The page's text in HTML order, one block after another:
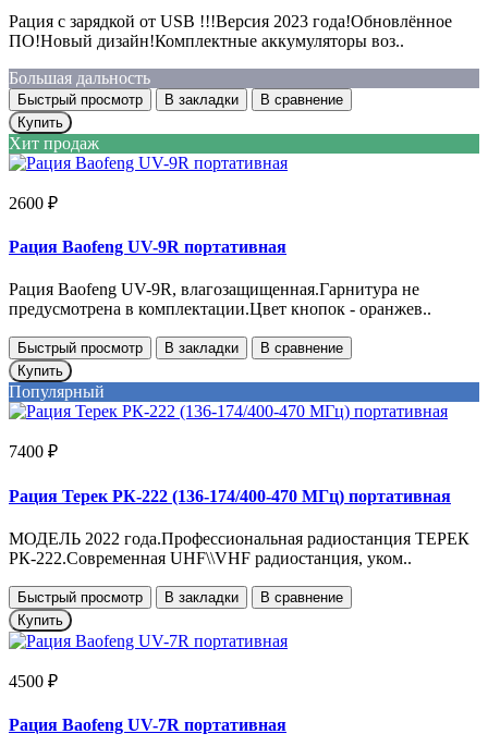
Рация с зарядкой от USB !!!Версия 2023 года!Обновлённое
ПО!Новый дизайн!Комплектные аккумуляторы воз..
Большая дальность
Быстрый просмотр В закладки
В сравнение
Купить
Хит продаж
2600 ₽
Рация Baofeng UV-9R портативная
Рация Baofeng UV-9R, влагозащищенная.Гарнитура не
предусмотрена в комплектации.Цвет кнопок - оранжев..
Быстрый просмотр В закладки
В сравнение
Купить
Популярный
7400 ₽
Рация Терек РК-222 (136-174/400-470 МГц) портативная
МОДЕЛЬ 2022 года.Профессиональная радиостанция ТЕРЕК
РК-222.Современная UHF\\VHF радиостанция, уком..
Быстрый просмотр В закладки
В сравнение
Купить
4500 ₽
Рация Baofeng UV-7R портативная